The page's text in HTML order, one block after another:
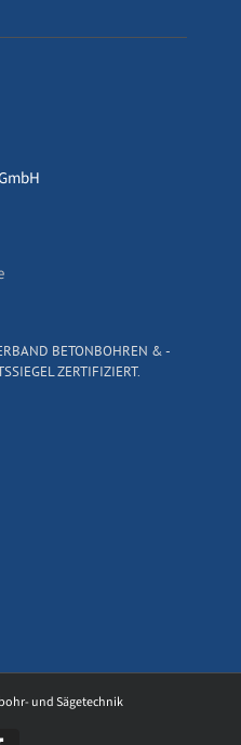
BETONBOHREN & -
ZERTIFIZIERT.
und Sägetechnik